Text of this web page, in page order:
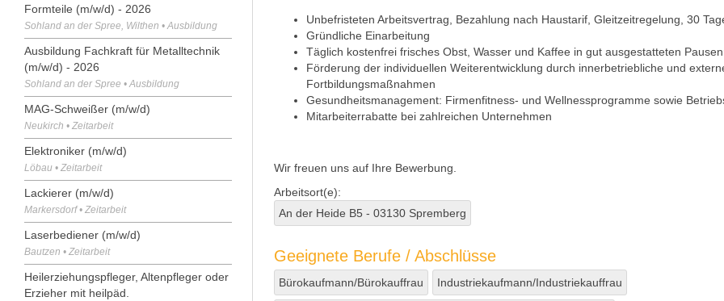
Formteile (m/w/d) - 2026
Sohland an der Spree, Wilthen • Ausbildung
Ausbildung Fachkraft für Metalltechnik
(m/w/d) - 2026
Sohland an der Spree • Ausbildung
MAG-Schweißer (m/w/d)
Neukirch • Zeitarbeit
Elektroniker (m/w/d)
Löbau • Zeitarbeit
Lackierer (m/w/d)
Markersdorf • Zeitarbeit
Laserbediener (m/w/d)
Bautzen • Zeitarbeit
Heilerziehungspfleger, Altenpfleger oder
Erzieher mit heilpäd.
Unbefristeten Arbeitsvertrag, Bezahlung nach Haustarif, Gleitzeitregelung, 30
Gründliche Einarbeitung
Täglich kostenfrei frisches Obst, Wasser und Kaffee in gut ausgestatteten
Förderung der individuellen Weiterentwicklung durch innerbetriebliche und
Fortbildungsmaßnahmen
Gesundheitsmanagement: Firmenfitness- und Wellnessprogramme sowie
Mitarbeiterrabatte bei zahlreichen Unternehmen
Wir freuen uns auf Ihre Bewerbung.
Arbeitsort(e):
An der Heide B5 - 03130 Spremberg
Geeignete Berufe / Abschlüsse
Bürokaufmann/Bürokauffrau Industriekaufmann/Industriekauffrau